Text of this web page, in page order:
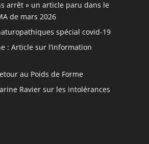
arrêt » un article paru dans le
de mars 2026
spécial covid-19
: Article sur l’information
au Poids de Forme
Ravier sur les intolérances